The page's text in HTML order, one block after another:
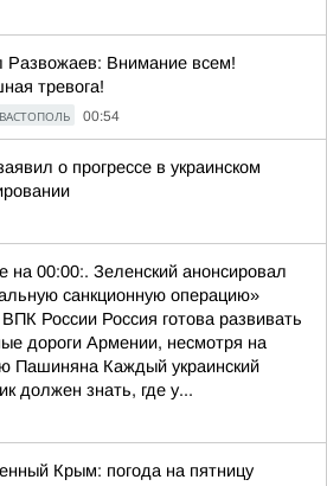
Развожаев: Внимание всем!
тревога!
00:54
о прогрессе в украинском
на 00:00:. Зеленский анонсировал
санкционную операцию»
России Россия готова развивать
дороги Армении, несмотря на
Пашиняна Каждый украинский
должен знать, где у...
Крым: погода на пятницу